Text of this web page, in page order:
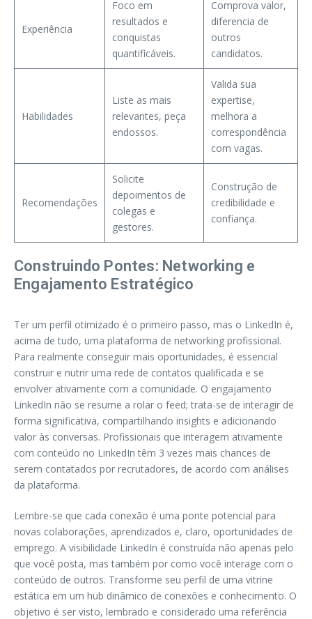
Experiência
Foco em
resultados e
conquistas
quantificáveis.
Comprova valor,
diferencia de
outros
candidatos.
Habilidades
Liste as mais
relevantes, peça
endossos.
Valida sua
expertise,
melhora a
correspondência
com vagas.
Recomendações
Solicite
depoimentos de
colegas e
gestores.
Construção de
credibilidade e
confiança.
Construindo Pontes: Networking e
Engajamento Estratégico
Ter um perfil otimizado é o primeiro passo, mas o LinkedIn é,
acima de tudo, uma plataforma de networking profissional.
Para realmente conseguir mais oportunidades, é essencial
construir e nutrir uma rede de contatos qualificada e se
envolver ativamente com a comunidade. O engajamento
LinkedIn não se resume a rolar o feed; trata-se de interagir de
forma significativa, compartilhando insights e adicionando
valor às conversas. Profissionais que interagem ativamente
com conteúdo no LinkedIn têm 3 vezes mais chances de
serem contatados por recrutadores, de acordo com análises
da plataforma.
Lembre-se que cada conexão é uma ponte potencial para
novas colaborações, aprendizados e, claro, oportunidades de
emprego. A visibilidade LinkedIn é construída não apenas pelo
que você posta, mas também por como você interage com o
conteúdo de outros. Transforme seu perfil de uma vitrine
estática em um hub dinâmico de conexões e conhecimento. O
objetivo é ser visto, lembrado e considerado uma referência